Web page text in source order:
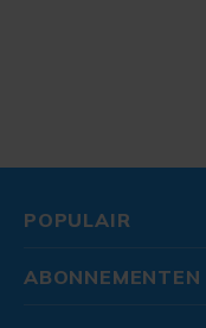
POPULAIR
ABONNEMENTEN